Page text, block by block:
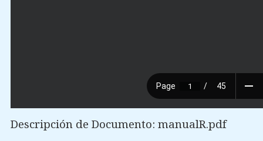
Descripción de Documento: manualR.pdf